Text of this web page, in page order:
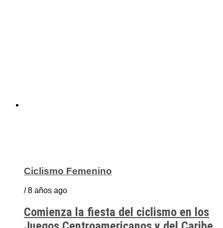
Ciclismo Femenino
/ 8 años ago
Comienza la fiesta del ciclismo en los